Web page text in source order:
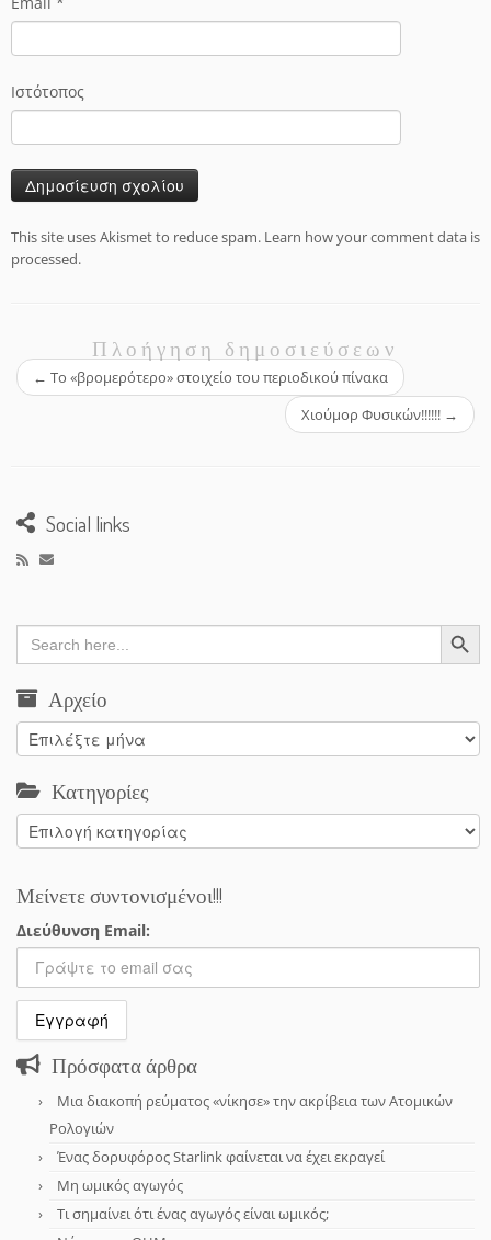
Ιστότοπος
This site uses Akismet to reduce spam. Learn how your comment data is
processed.
Πλοήγηση δημοσιεύσεων
← Το «βρομερότερο» στοιχείο του περιοδικού πίνακα
Χιούμορ Φυσικών!!!!!! →
Social links
Search
for:
Search Button
Αρχείο
Αρχείο
Κατηγορίες
Κατηγορίες
Μείνετε συντονισμένοι!!!
Διεύθυνση Email:
Πρόσφατα άρθρα
Μια διακοπή ρεύματος «νίκησε» την ακρίβεια των Ατομικών
Ρολογιών
Ένας δορυφόρος Starlink φαίνεται να έχει εκραγεί
Μη ωμικός αγωγός
Τι σημαίνει ότι ένας αγωγός είναι ωμικός;